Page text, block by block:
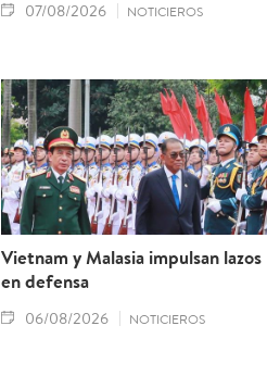
07/08/2026 NOTICIEROS
Vietnam y Malasia impulsan lazos
en defensa
06/08/2026 NOTICIEROS